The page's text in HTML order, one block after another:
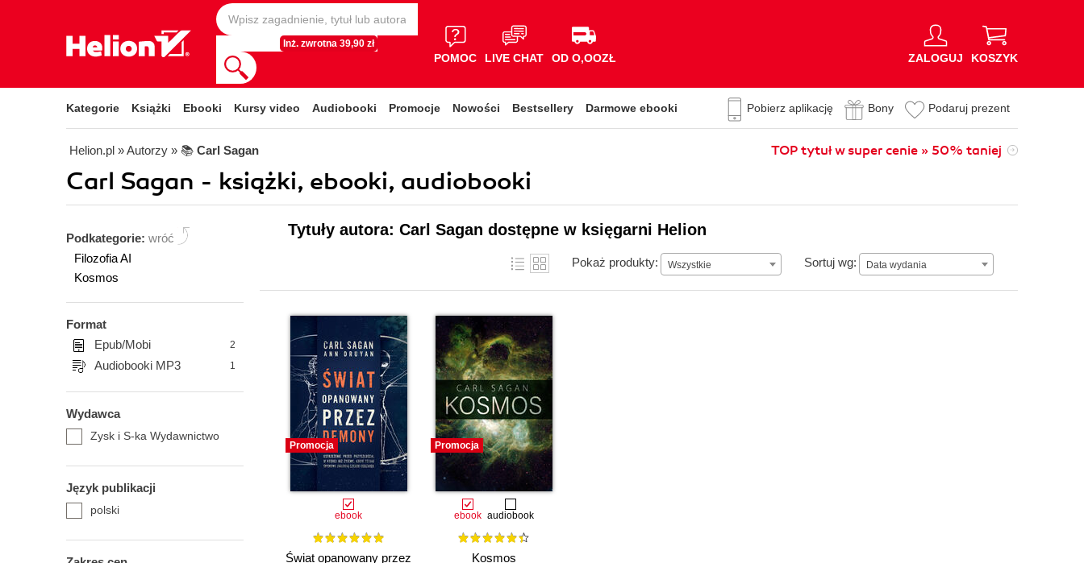
Inż. zwrotna 39,90 zł
POMOC LIVE CHAT OD O,OOZŁ ZALOGUJ KOSZYK
Kategorie Książki Ebooki Kursy video Audiobooki Promocje Nowości Bestsellery Darmowe ebooki Pobierz aplikację Bony Podaruj prezent
Helion.pl » Autorzy » 📚 Carl Sagan TOP tytuł w super cenie » 50% taniej
Carl Sagan - książki, ebooki, audiobooki
Podkategorie: wróć
Filozofia AI
Kosmos
Format
Epub/Mobi
2
Audiobooki MP3 1
Wydawca
Zysk i S-ka Wydawnictwo
Język publikacji
polski
Tytuły autora: Carl Sagan dostępne w księgarni Helion
Pokaż produkty: Wszystkie Sortuj wg: Data wydania
Data wydania
Promocja
ebook
Świat opanowany przez
Promocja
ebook audiobook
Kosmos